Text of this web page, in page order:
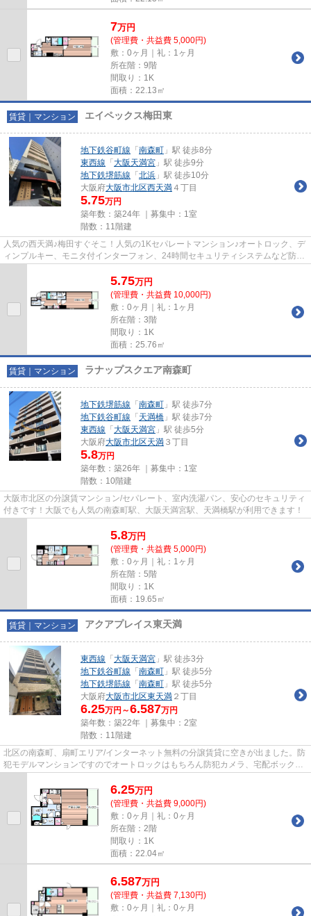
7万円
(管理費・共益費 5,000円)
敷：0ヶ月｜礼：1ヶ月
所在階：9階
間取り：1K
面積：22.13㎡
賃貸｜マンション エイペックス梅田東
地下鉄谷町線 「 南森町 」駅 徒歩8分
東西線 「 大阪天満宮 」駅 徒歩9分
地下鉄堺筋線 「 北浜 」駅 徒歩10分
大阪府大阪市北区西天満 ４丁目
5.75万円
築年数：築24年 ｜募集中： 1室
階数：11階建
人気の西天満♪梅田すぐそこ！人気の1Kセパレートマンション♪オートロック、デ
ィンプルキー、モニタ付インターフォン、24時間セキュリティシステムなど防犯
5.75万円
(管理費・共益費 10,000円)
敷：0ヶ月｜礼：1ヶ月
所在階：3階
間取り：1K
面積：25.76㎡
賃貸｜マンション ラナップスクエア南森町
地下鉄堺筋線 「 南森町 」駅 徒歩7分
地下鉄谷町線 「 天満橋 」駅 徒歩7分
東西線 「 大阪天満宮 」駅 徒歩5分
大阪府大阪市北区天満 ３丁目
5.8万円
築年数：築26年 ｜募集中： 1室
階数：10階建
大阪市北区の分譲賃マンション/セパレート、室内洗濯パン、安心のセキュリティ
付きです！大阪でも人気の南森町駅、大阪天満宮駅、天満橋駅が利用できます！
5.8万円
(管理費・共益費 5,000円)
敷：0ヶ月｜礼：1ヶ月
所在階：5階
間取り：1K
面積：19.65㎡
賃貸｜マンション アクアプレイス東天満
東西線 「 大阪天満宮 」駅 徒歩3分
地下鉄谷町線 「 南森町 」駅 徒歩5分
地下鉄堺筋線 「 南森町 」駅 徒歩5分
大阪府大阪市北区東天満 ２丁目
6.25万円～6.587万円
築年数：築22年 ｜募集中： 2室
階数：11階建
北区の南森町、扇町エリア/インターネット無料の分譲賃貸に空きが出ました。防
犯モデルマンションですのでオートロックはもちろん防犯カメラ、宅配ボックス
6.25万円
(管理費・共益費 9,000円)
敷：0ヶ月｜礼：0ヶ月
所在階：2階
間取り：1K
面積：22.04㎡
6.587万円
(管理費・共益費 7,130円)
敷：0ヶ月｜礼：0ヶ月